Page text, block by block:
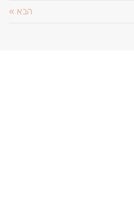
הבא »